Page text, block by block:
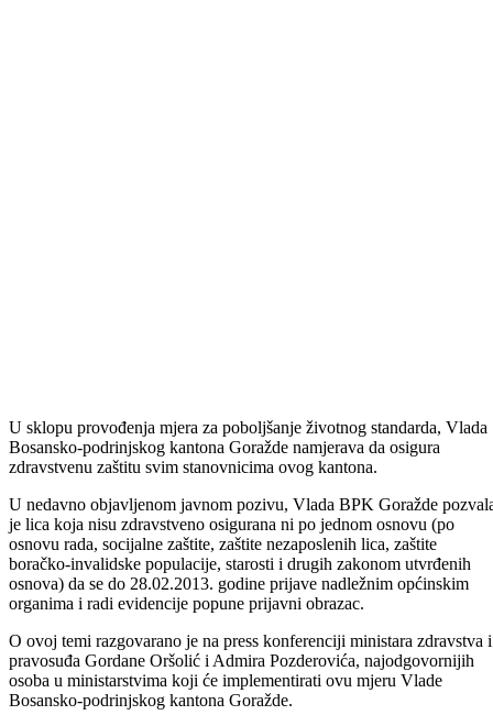
U sklopu provođenja mjera za poboljšanje životnog standarda, Vlada
Bosansko-podrinjskog kantona Goražde namjerava da osigura
zdravstvenu zaštitu svim stanovnicima ovog kantona.
U nedavno objavljenom javnom pozivu, Vlada BPK Goražde
je lica koja nisu zdravstveno osigurana ni po jednom osnovu (po
osnovu rada, socijalne zaštite, zaštite nezaposlenih lica, zaštite
boračko-invalidske populacije, starosti i drugih zakonom utvrđenih
osnova) da se do 28.02.2013. godine prijave nadležnim općinskim
organima i radi evidencije popune prijavni obrazac.
O ovoj temi razgovarano je na press konferenciji ministara zdravstva i
pravosuđa Gordane Oršolić i Admira Pozderovića, najodgovornijih
osoba u ministarstvima koji će implementirati ovu mjeru Vlade
Bosansko-podrinjskog kantona Goražde.